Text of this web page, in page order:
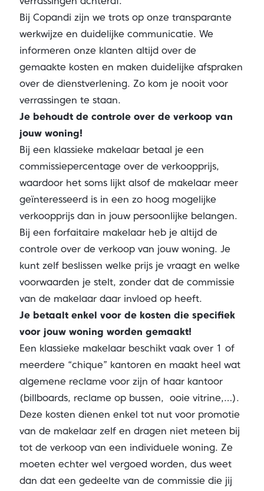
Bij Copandi zijn we trots op onze transparante
werkwijze en duidelijke communicatie. We
informeren onze klanten altijd over de
gemaakte kosten en maken duidelijke afspraken
over de dienstverlening. Zo kom je nooit voor
verrassingen te staan.
Je behoudt de controle over de verkoop van
jouw woning!
Bij een klassieke makelaar betaal je een
commissiepercentage over de verkoopprijs,
waardoor het soms lijkt alsof de makelaar meer
geïnteresseerd is in een zo hoog mogelijke
verkoopprijs dan in jouw persoonlijke belangen.
Bij een forfaitaire makelaar heb je altijd de
controle over de verkoop van jouw woning. Je
kunt zelf beslissen welke prijs je vraagt en welke
voorwaarden je stelt, zonder dat de commissie
van de makelaar daar invloed op heeft.
Je betaalt enkel voor de kosten die specifiek
voor jouw woning worden gemaakt!
Een klassieke makelaar beschikt vaak over 1 of
meerdere “chique” kantoren en maakt heel wat
algemene reclame voor zijn of haar kantoor
(billboards, reclame op bussen, ooie vitrine,…).
Deze kosten dienen enkel tot nut voor promotie
van de makelaar zelf en dragen niet meteen bij
tot de verkoop van een individuele woning. Ze
moeten echter wel vergoed worden, dus weet
dan dat een gedeelte van de commissie die jij